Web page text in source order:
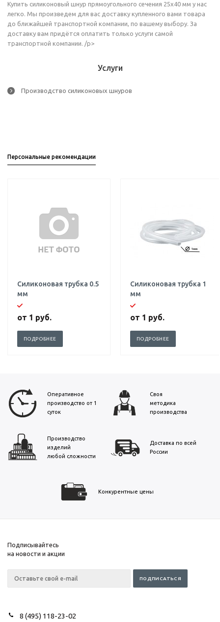
Купить силиконовый шнур прямоугольного сечения 25х40 мм у нас
легко. Мы произведем для вас доставку купленного вами товара
до ближайшей транспортной компании, по вашему выбору. За
доставку вам придётся оплатить только услуги самой
транспортной компании. /p>
Услуги
Производство силиконовых шнуров
Персональные рекомендации
Силиконовая трубка 0.5
мм
от 1 руб.
ПОДРОБНЕЕ
Силиконовая трубка 1
мм
от 1 руб.
ПОДРОБНЕЕ
Оперативное
производство от 1
суток
Своя
методика
производства
Производство
изделий
любой сложности
Доставка по всей
России
Конкурентные цены
Подписывайтесь
на новости и акции
8 (495) 118-23-02